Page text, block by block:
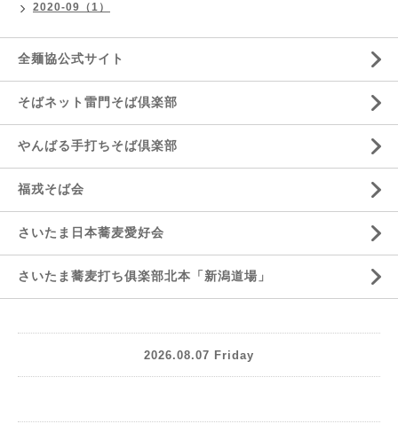
2020-09（1）
全麺協公式サイト
そばネット雷門そば倶楽部
やんばる手打ちそば倶楽部
福戎そば会
さいたま日本蕎麦愛好会
さいたま蕎麦打ち俱楽部北本「新潟道場」
2026.08.07 Friday